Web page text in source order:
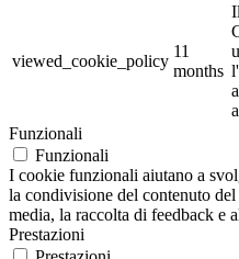
viewed_cookie_policy
11
months
Funzionali
Funzionali
I cookie funzionali aiutano a
la condivisione del contenuto
media, la raccolta di feedback e
Prestazioni